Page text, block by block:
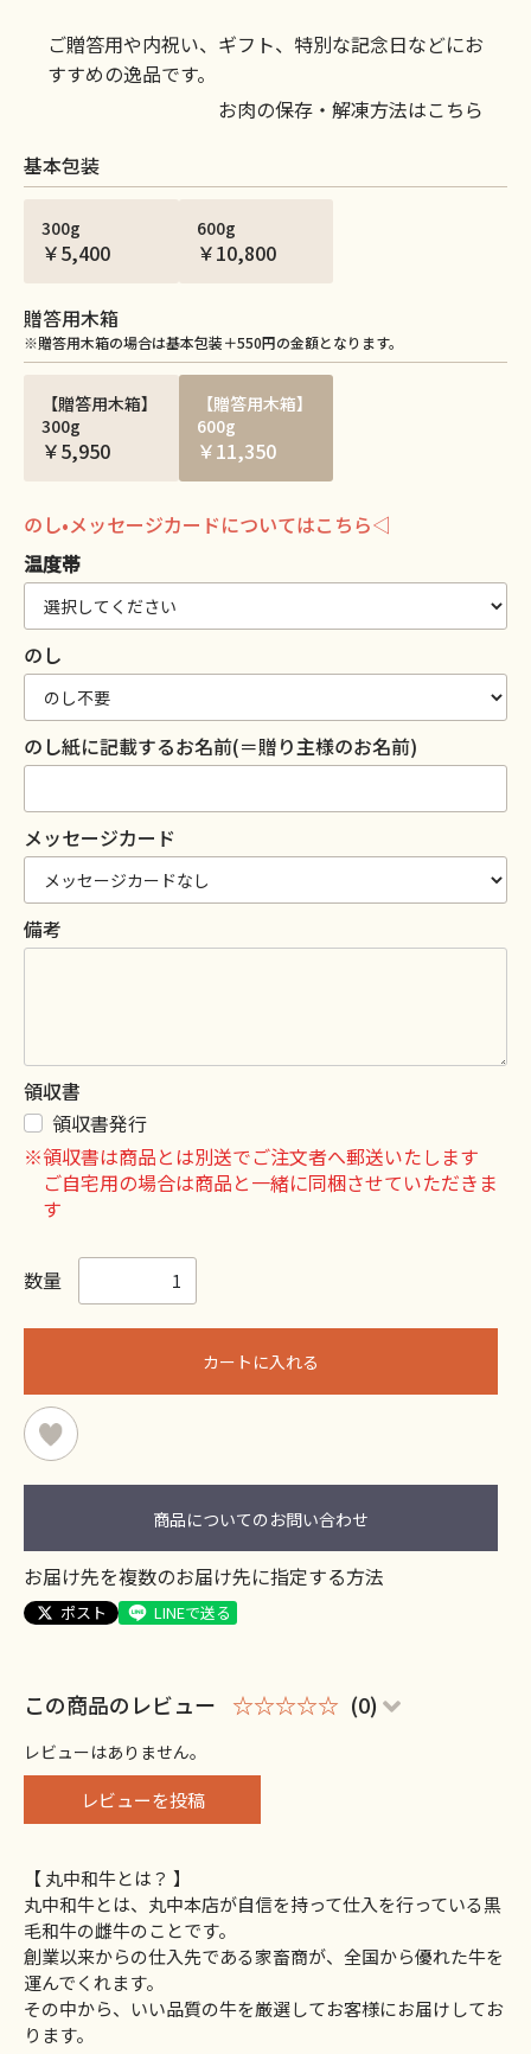
ご贈答用や内祝い、ギフト、特別な記念日などにお
すすめの逸品です。
お肉の保存・解凍方法はこちら
基本包装
300g
￥5,400
600g
￥10,800
贈答用木箱
※贈答用木箱の場合は基本包装＋550円の金額となります。
【贈答用木箱】
300g
￥5,950
【贈答用木箱】
600g
￥11,350
のし•メッセージカードについてはこちら◁
温度帯
のし
のし紙に記載するお名前(＝贈り主様のお名前)
メッセージカード
備考
領収書
領収書発行
※領収書は商品とは別送でご注文者へ郵送いたします
ご自宅用の場合は商品と一緒に同梱させていただきま
す
数量
カートに入れる
商品についてのお問い合わせ
お届け先を複数のお届け先に指定する方法
ポスト LINEで送る
この商品のレビュー ☆☆☆☆☆ (0)
レビューはありません。
レビューを投稿
【 丸中和牛とは？ 】
丸中和牛とは、丸中本店が自信を持って仕入を行っている黒
毛和牛の雌牛のことです。
創業以来からの仕入先である家畜商が、全国から優れた牛を
運んでくれます。
その中から、いい品質の牛を厳選してお客様にお届けしてお
ります。